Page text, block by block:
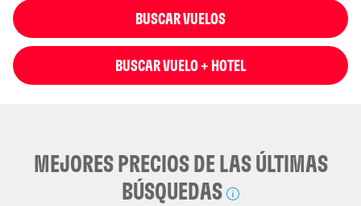
BUSCAR VUELOS
BUSCAR VUELO + HOTEL
MEJORES PRECIOS DE LAS ÚLTIMAS
BÚSQUEDAS